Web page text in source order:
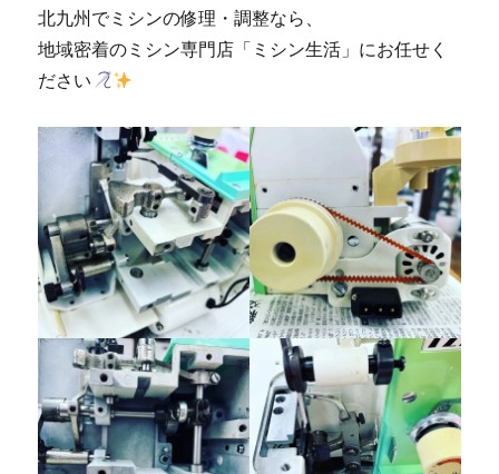
売
店
「ミ
ン
生
活」
に
北九州でミシンの修理・調整なら、
地域密着のミシン専門店「ミシン生活」にお任せく
ださい